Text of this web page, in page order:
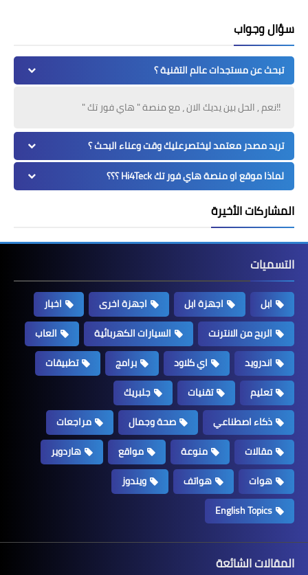
سؤال وجواب
تبحث عن مستجدات عالم التقنية ؟
!!نعم , الحل بين يديك الان ، مع منصة " هاي فور تك "
تريد مصدر معتمد ليختصرعليك وقت وعناء البحث ؟
لماذا موقع او منصة هاي فور تك Hi4Teck ؟؟؟
المشاركات الأخيرة
التسميات
ابل اجهزة ابل اجهزة اخرى
اخبار
الربح من الانترنت
السيارات الكهربائية
العاب
اندرويد
اي كلاود برامج
تطبيقات
تعليم
تقنيات
جلبريك
ذكاء اصطناعي
صحة وجمال
مراجعات
مقالات
منوعة مواقع
هاردوير
هوات
هواتف
ويندوز
English Topics
المقالات الشائعة